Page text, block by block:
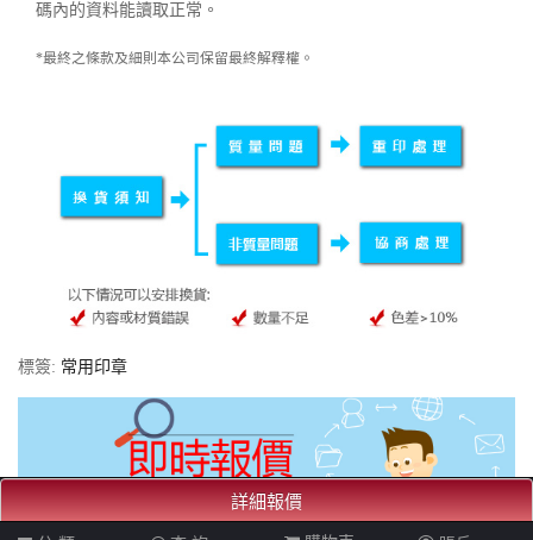
碼內的資料能讀取正常。
*最終之條款及細則本公司保留最終解釋權。
標簽: 常用印章
詳細報價